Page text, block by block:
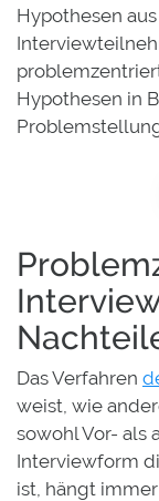
Hypothesen
Hypothesen in
Das Verfahren
weist, wie
sowohl Vor- als
Interviewform
ist, hängt